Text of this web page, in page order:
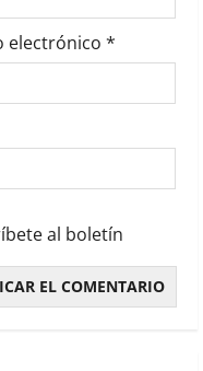
electrónico *
al boletín